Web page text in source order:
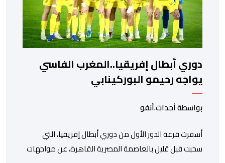
دوري أبطال إفريقيا..المغرب الفاسي
يواجه رحيمو البوركينابي
بواسطة أحداث.أنفو
أسفرت قرعة الدور الأول من دوري أبطال إفريقيا، التي
سحبت قبل قليل بالعاصمة المصرية القاهرة، عن مواجهات